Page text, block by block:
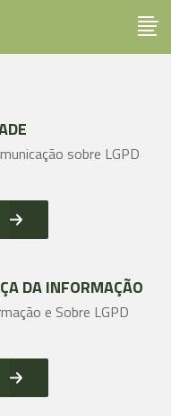
sobre LGPD
DA INFORMAÇÃO
e Sobre LGPD